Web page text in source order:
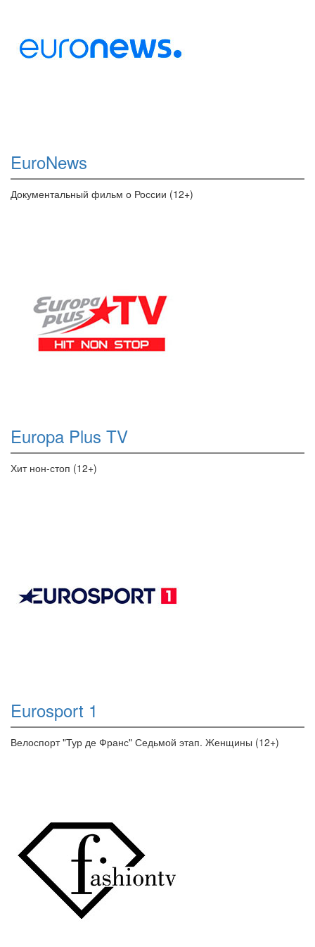
EuroNews
Документальный фильм о России (12+)
Europa Plus TV
Хит нон-стоп (12+)
Eurosport 1
Велоспорт "Тур де Франс" Седьмой этап. Женщины (12+)